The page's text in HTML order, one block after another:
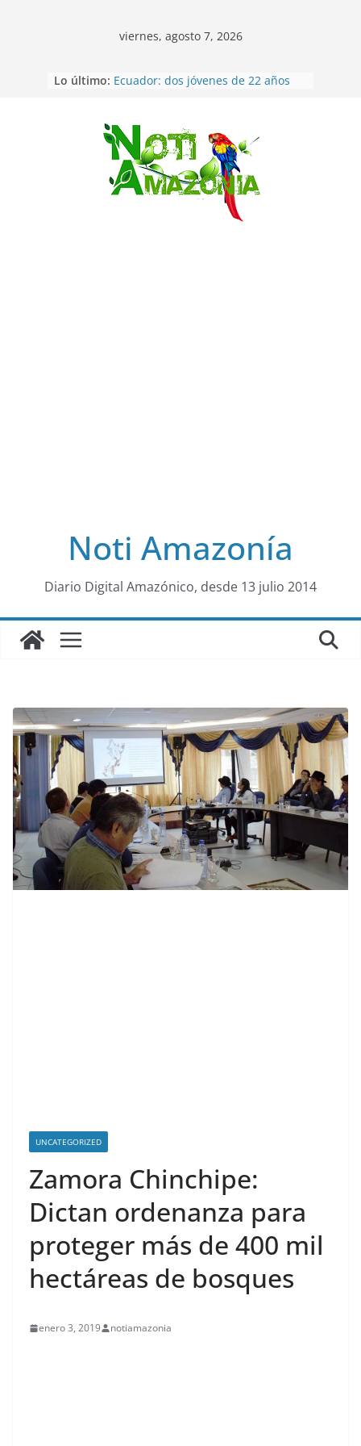
Saltar
al
viernes, agosto 7, 2026
Lo último: Ecuador: dos jóvenes de 22 años
Sentencian a 34 años de prisión a
implicados en caso de Alison,
oriunda de Tena
Vozinha, el arquero sensación de
cabo Verde, ya llegó para
incorporarse a Colo Colo de Chile
Pastaza: la parroquia Diez de
Noti Amazonía
Diario Digital Amazónico, desde 13 julio 2014
UNCATEGORIZED
Zamora Chinchipe:
Dictan ordenanza para
proteger más de 400 mil
hectáreas de bosques
enero 3, 2019 notiamazonia